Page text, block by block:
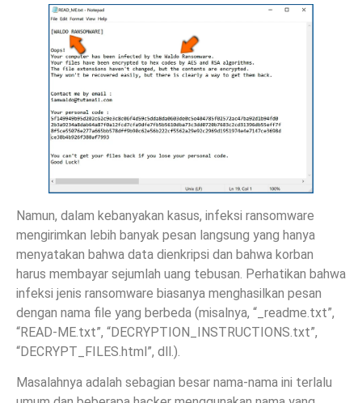
Namun, dalam kebanyakan kasus, infeksi ransomware
mengirimkan lebih banyak pesan langsung yang hanya
menyatakan bahwa data dienkripsi dan bahwa korban
harus membayar sejumlah uang tebusan. Perhatikan bahwa
infeksi jenis ransomware biasanya menghasilkan pesan
dengan nama file yang berbeda (misalnya, “_readme.txt”,
“READ-ME.txt”, “DECRYPTION_INSTRUCTIONS.txt”,
“DECRYPT_FILES.html”, dll.).
Masalahnya adalah sebagian besar nama-nama ini terlalu